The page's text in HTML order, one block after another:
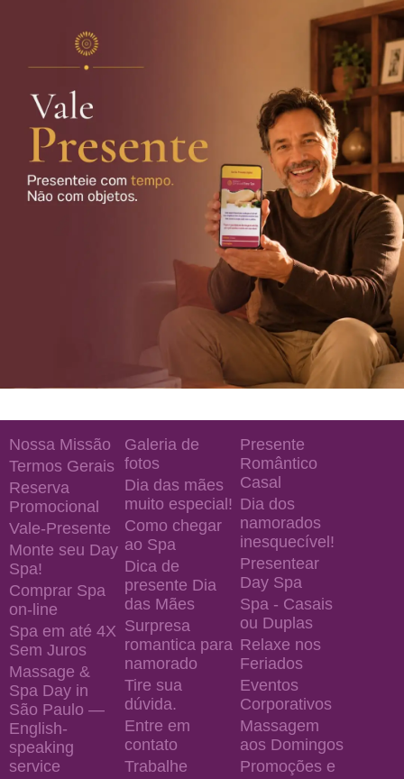
Nossa Missão
Termos Gerais
Reserva
Promocional
Vale-Presente
Monte seu Day
Spa!
Comprar Spa
on-line
Spa em até 4X
Sem Juros
Massage &
Spa Day in
São Paulo —
English-
speaking
service
Galeria de
fotos
Dia das mães
muito especial!
Como chegar
ao Spa
Dica de
presente Dia
das Mães
Surpresa
romantica para
namorado
Tire sua
dúvida.
Entre em
contato
Trabalhe
Presente
Romântico
Casal
Dia dos
namorados
inesquecível!
Presentear
Day Spa
Spa - Casais
ou Duplas
Relaxe nos
Feriados
Eventos
Corporativos
Massagem
aos Domingos
Promoções e